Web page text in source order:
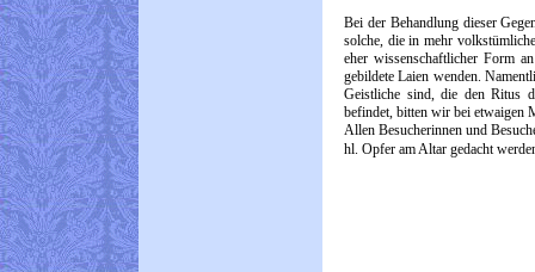
Bei der Behandlung dieser
solche, die in mehr
eher wissenschaftlicher Form
gebildete Laien wenden.
Geistliche sind, die den Ritus
befindet, bitten wir bei etwaigen
Allen Besucherinnen und
hl. Opfer am Altar gedacht